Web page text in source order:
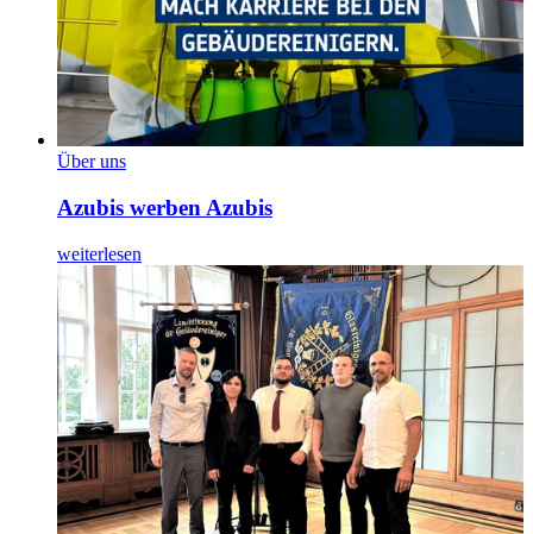
Über uns
Azubis werben Azubis
weiterlesen